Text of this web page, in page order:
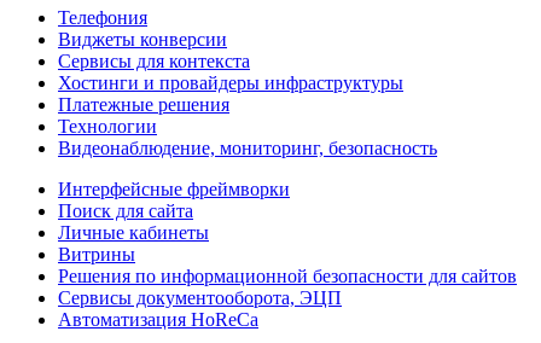
Телефония
Виджеты конверсии
Сервисы для контекста
Хостинги и провайдеры инфраструктуры
Платежные решения
Технологии
Видеонаблюдение, мониторинг, безопасность
Интерфейсные фреймворки
Поиск для сайта
Личные кабинеты
Витрины
Решения по информационной безопасности для сайтов
Сервисы документооборота, ЭЦП
Автоматизация HoReCa